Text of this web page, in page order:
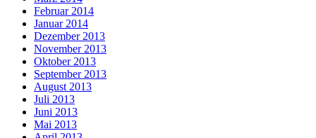
Februar 2014
Januar 2014
Dezember 2013
November 2013
Oktober 2013
September 2013
August 2013
Juli 2013
Juni 2013
Mai 2013